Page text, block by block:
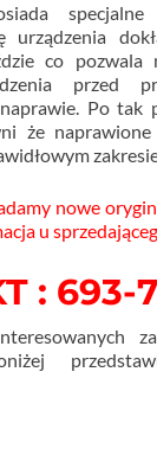
urządzenia
co pozwala
przed
Po tak
że naprawione
nowe
u
: 693-